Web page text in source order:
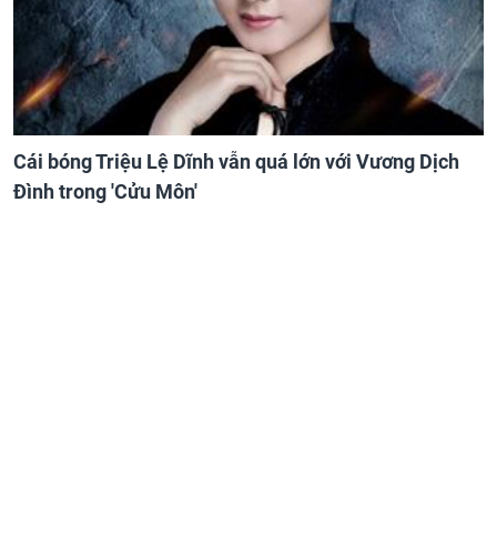
Cái bóng Triệu Lệ Dĩnh vẫn quá lớn với Vương Dịch
Đình trong 'Cửu Môn'